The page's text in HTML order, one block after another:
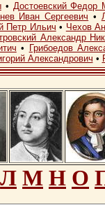
• Достоевский Федор
Иван Сергеевич •
Петр Ильич • Чехов
Александр
• Грибоедов
Александрович •
Л М Н О